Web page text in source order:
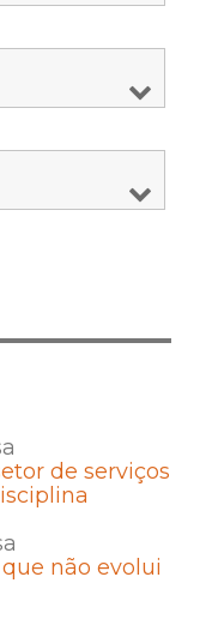
de serviços
não evolui